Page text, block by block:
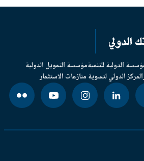
الدولية للتنميةمؤسسة التمويل الدولية
الدولي لتسوية منازعات الاستثمار